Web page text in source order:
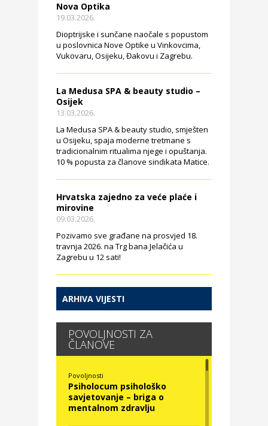
Nova Optika
19.03.2026.
Dioptrijske i sunčane naočale s popustom
u poslovnica Nove Optike u Vinkovcima,
Vukovaru, Osijeku, Đakovu i Zagrebu.
La Medusa SPA & beauty studio –
Osijek
13.03.2026.
La Medusa SPA & beauty studio, smješten
u Osijeku, spaja moderne tretmane s
tradicionalnim ritualima njege i opuštanja.
10 % popusta za članove sindikata Matice.
Hrvatska zajedno za veće plaće i
mirovine
09.03.2026.
Pozivamo sve građane na prosvjed 18.
travnja 2026. na Trg bana Jelačića u
Zagrebu u 12 sati!
ARHIVA VIJESTI
POVOLJNOSTI ZA
ČLANOVE
Povoljnosti
Psiholocum psihološko
savjetovanje – briga o
mentalnom zdravlju